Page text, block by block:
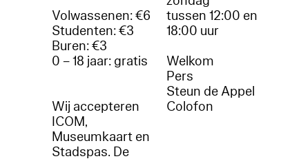
Volwassenen: €6
Studenten: €3
Buren: €3
0 – 18 jaar: gratis
Wij accepteren
ICOM,
Museumkaart en
Stadspas. De
tussen 12:00 en
18:00 uur
Welkom
Pers
Steun de Appel
Colofon